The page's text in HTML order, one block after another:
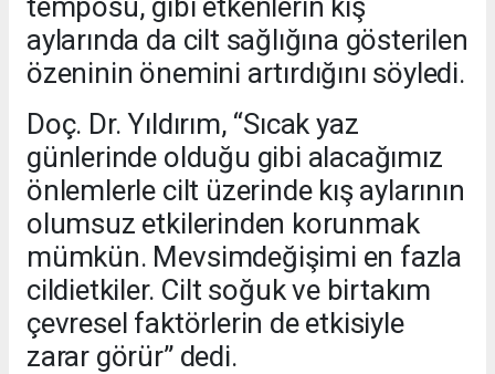
aylarında da cilt sağlığına gösterilen
özeninin önemini artırdığını söyledi.
Doç. Dr. Yıldırım, “Sıcak yaz
günlerinde olduğu gibi alacağımız
önlemlerle cilt üzerinde kış aylarının
olumsuz etkilerinden korunmak
mümkün. Mevsimdeğişimi en fazla
cildietkiler. Cilt soğuk ve birtakım
çevresel faktörlerin de etkisiyle
zarar görür” dedi.